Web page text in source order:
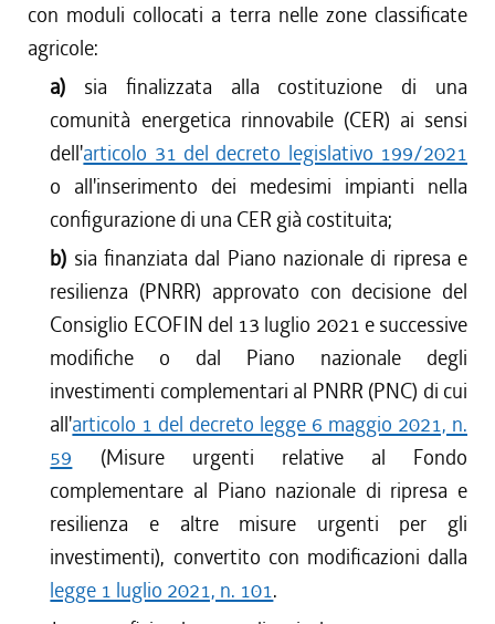
con moduli collocati a terra nelle zone classificate
agricole:
a) sia finalizzata alla costituzione di una
comunità energetica rinnovabile (CER) ai sensi
dell'articolo 31 del decreto legislativo 199/2021
o all'inserimento dei medesimi impianti nella
configurazione di una CER già costituita;
b) sia finanziata dal Piano nazionale di ripresa e
resilienza (PNRR) approvato con decisione del
Consiglio ECOFIN del 13 luglio 2021 e successive
modifiche o dal Piano nazionale degli
investimenti complementari al PNRR (PNC) di cui
all'articolo 1 del decreto legge 6 maggio 2021, n.
59 (Misure urgenti relative al Fondo
complementare al Piano nazionale di ripresa e
resilienza e altre misure urgenti per gli
investimenti), convertito con modificazioni dalla
legge 1 luglio 2021, n. 101.